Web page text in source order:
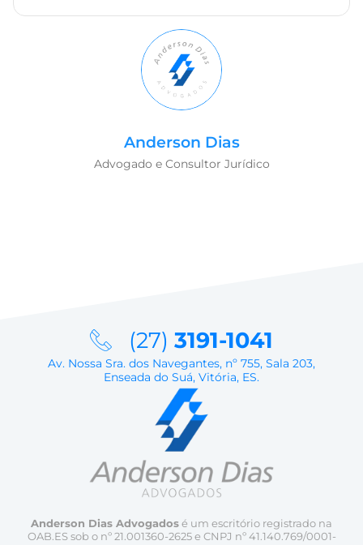
Anderson Dias
Advogado e Consultor Jurídico
(27) 3191-1041
Av. Nossa Sra. dos Navegantes, nº 755, Sala 203,
Enseada do Suá, Vitória, ES.
Anderson Dias Advogados é um escritório registrado na
OAB.ES sob o nº 21.001360-2625 e CNPJ nº 41.140.769/0001-